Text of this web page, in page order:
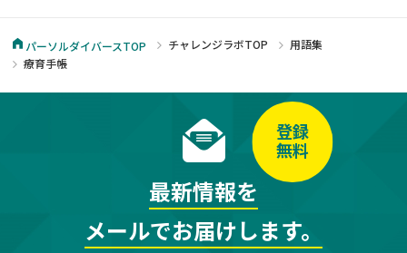
パーソルダイバースTOP チャレンジラボTOP
用語集
療育手帳
最新情報を
メールでお届けします。
登録
無料